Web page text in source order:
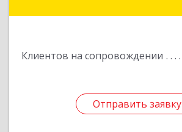
Клиентов на сопровождении
Отправить заявку
Отправить заявку